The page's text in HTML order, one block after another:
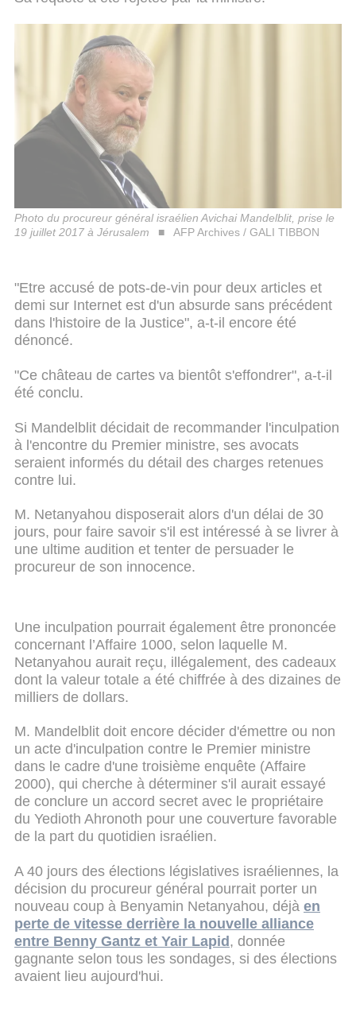
Photo du procureur général israélien Avichai Mandelblit, prise le
19 juillet 2017 à Jérusalem
AFP Archives / GALI TIBBON
"Etre accusé de pots-de-vin pour deux articles et
demi sur Internet est d'un absurde sans précédent
dans l'histoire de la Justice", a-t-il encore été
dénoncé.
"Ce château de cartes va bientôt s'effondrer", a-t-il
été conclu.
Si Mandelblit décidait de recommander l'inculpation
à l'encontre du Premier ministre, ses avocats
seraient informés du détail des charges retenues
contre lui.
M. Netanyahou disposerait alors d'un délai de 30
jours, pour faire savoir s'il est intéressé à se livrer à
une ultime audition et tenter de persuader le
procureur de son innocence.
Une inculpation pourrait également être prononcée
concernant l’Affaire 1000, selon laquelle M.
Netanyahou aurait reçu, illégalement, des cadeaux
dont la valeur totale a été chiffrée à des dizaines de
milliers de dollars.
M. Mandelblit doit encore décider d'émettre ou non
un acte d'inculpation contre le Premier ministre
dans le cadre d'une troisième enquête (Affaire
2000), qui cherche à déterminer s'il aurait essayé
de conclure un accord secret avec le propriétaire
du Yedioth Ahronoth pour une couverture favorable
de la part du quotidien israélien.
A 40 jours des élections législatives israéliennes, la
décision du procureur général pourrait porter un
nouveau coup à Benyamin Netanyahou, déjà en
perte de vitesse derrière la nouvelle alliance
entre Benny Gantz et Yair Lapid, donnée
gagnante selon tous les sondages, si des élections
avaient lieu aujourd'hui.